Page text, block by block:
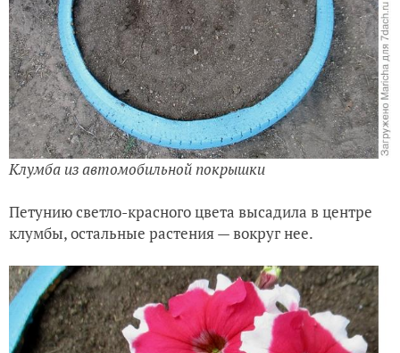
Клумба из автомобильной покрышки
Петунию светло-красного цвета высадила в центре
клумбы, остальные растения — вокруг нее.